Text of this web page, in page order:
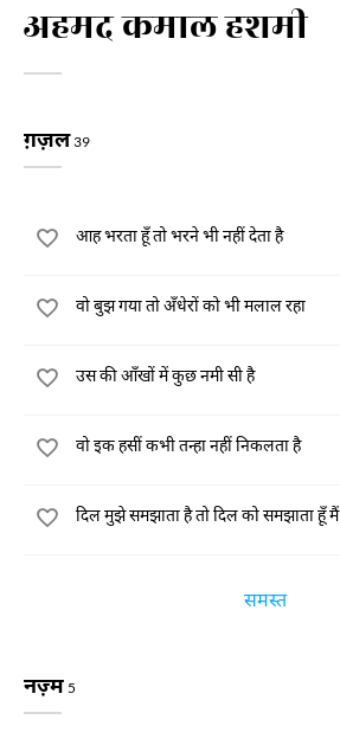
अहमद कमाल हशमी
ग़ज़ल39
आह भरता हूँ तो भरने भी नहीं देता है
वो बुझ गया तो अँधेरों को भी मलाल रहा
उस की आँखों में कुछ नमी सी है
वो इक हसीं कभी तन्हा नहीं निकलता है
दिल मुझे समझाता है तो दिल को समझाता हूँ मैं
समस्त
नज़्म 5